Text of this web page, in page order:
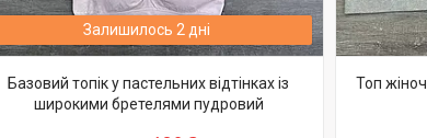
Залишилось 2 дні
Базовий топік у пастельних відтінках із
широкими бретелями пудровий
Топ